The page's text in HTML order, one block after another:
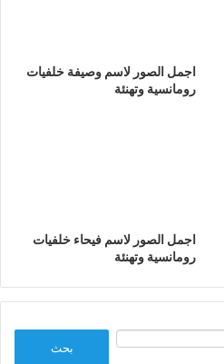
اجمل الصور لاسم وصيفة خلفيات
رومانسية وتهنئة
اجمل الصور لاسم فيحاء خلفيات
رومانسية وتهنئة